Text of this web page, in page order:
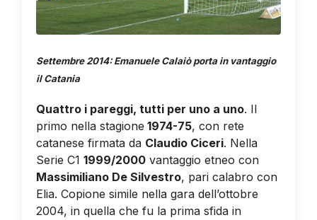
Settembre 2014: Emanuele Calaiò porta in vantaggio
il Catania
Quattro i pareggi, tutti per uno a uno. Il
primo nella stagione 1974-75, con rete
catanese firmata da Claudio Ciceri. Nella
Serie C1 1999/2000vantaggio etneo con
Massimiliano De Silvestro, pari calabro con
Elia. Copione simile nella gara dell’ottobre
2004, in quella che fu la prima sfida in